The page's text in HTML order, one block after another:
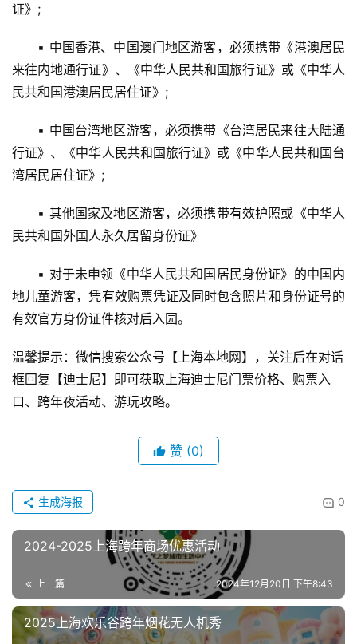
证》;
▪ 中国香港、中国澳门地区游客，必须携带《港澳居民
来往内地通行证》、《中华人民共和国旅行证》或《中华人
民共和国港澳居民居住证》;
▪ 中国台湾地区游客，必须携带《台湾居民来往大陆通
行证》、《中华人民共和国旅行证》或《中华人民共和国台
湾居民居住证》;
▪ 其他国家及地区游客，必须携带有效护照或《中华人
民共和国外国人永久居留身份证》
▪ 对于未申领《中华人民共和国居民身份证》的中国内
地儿童游客，凭有效购票凭证及同时包含照片和身份证号的
有效官方身份证件核对后入园。
温馨提示：微信搜索公众号【上海本地网】，关注后在对话
框回复【迪士尼】即可获取上海迪士尼门票价格、购票入
口、跨年夜活动、游玩攻略。
赞 (0)
0
生成海报
2024-2025上海跨年商场优惠活动
上一篇 2024年12月20日 下午8:43
2025上海欢乐谷跨年烟花无人机秀